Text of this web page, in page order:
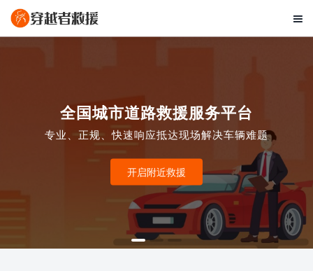

全国城市道路救援服务平台
专业、正规、快速响应抵达现场解决车辆难题
开启附近救援